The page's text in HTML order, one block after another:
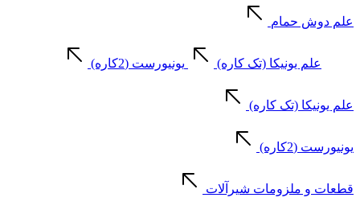
علم دوش حمام
علم یونیکا (تک کاره) یونیورست (2کاره)
علم یونیکا (تک کاره)
یونیورست (2کاره)
قطعات و ملزومات شیرآلات